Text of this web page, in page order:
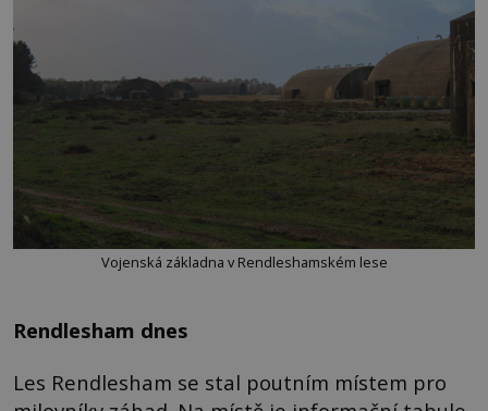
Vojenská základna v Rendleshamském lese
Rendlesham dnes
Les Rendlesham se stal poutním místem pro